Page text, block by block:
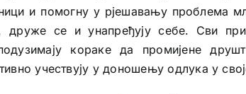
и помогну у рјешавању проблема
друже се и унапређују себе. Сви
кораке да промијене
учествују у доношењу одлука у